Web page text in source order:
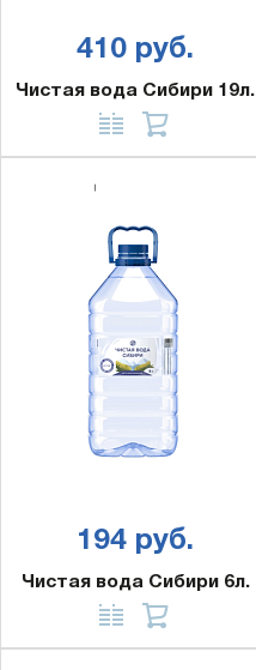
410 руб.
Чистая вода Сибири 19л.
194 руб.
Чистая вода Сибири 6л.